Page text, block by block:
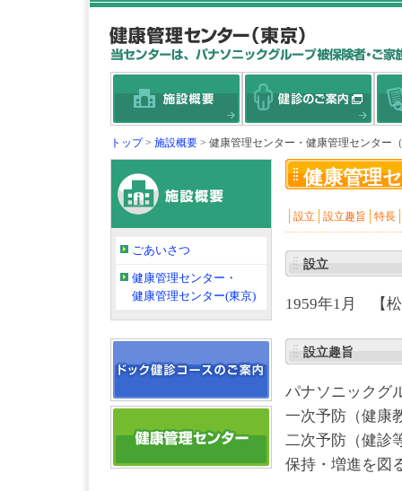
トップ> 施設概要> 健康管理センター・健康管理センター
ごあいさつ
健康管理センター・
健康管理センター(東京)
健康管理
設立 設立趣旨 特長
設立
1959年1月 【
設立趣旨
パナソニックグ
一次予防（健康
二次予防（健診
保持・増進を図